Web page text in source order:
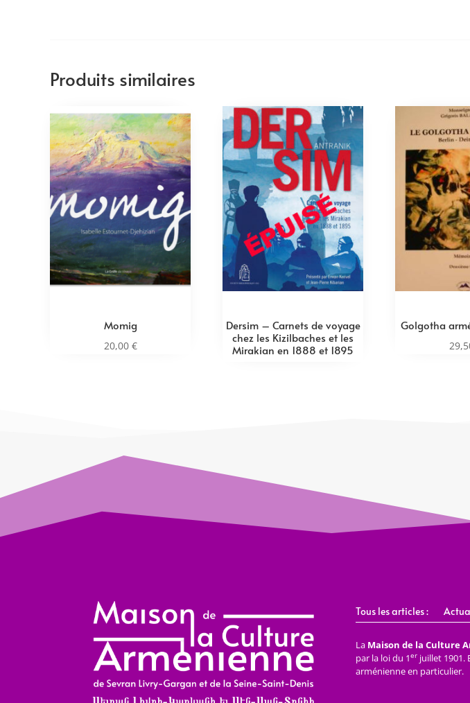
Produits similaires
Momig
20,00 €
Dersim – Carnets de voyage
chez les Kizilbaches et les
Mirakian en 1888 et 1895
Golgotha
Tous les articles :
La Maison de la Culture
par la loi du 1erjuillet 1901.
arménienne en particulier.